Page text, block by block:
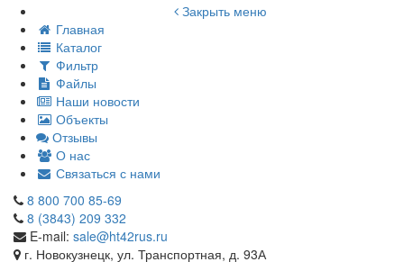
Закрыть меню
Главная
Каталог
Фильтр
Файлы
Наши новости
Объекты
Отзывы
О нас
Связаться с нами
8 800 700 85-69
8 (3843) 209 332
E-mail: sale@ht42rus.ru
г. Новокузнецк, ул. Транспортная, д. 93А